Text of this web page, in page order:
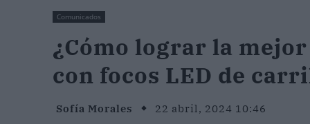
Comunicados
¿Cómo lograr la
con focos LED de
Sofía Morales 22 abril, 2024 10:46